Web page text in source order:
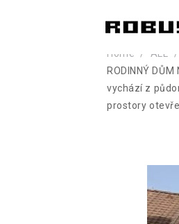
Home
ALL
RODINNÝ
vychází z
prostory